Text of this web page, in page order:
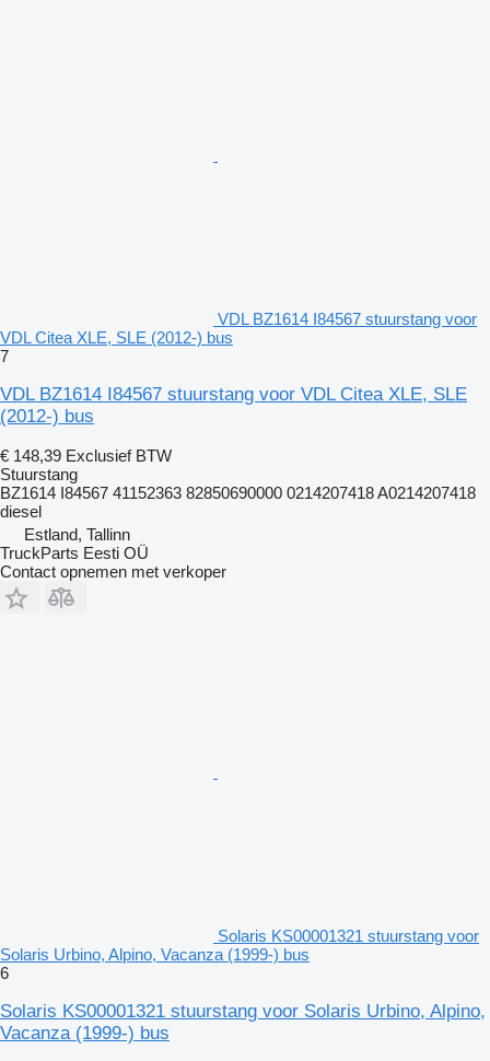
VDL BZ1614 I84567 stuurstang voor
VDL Citea XLE, SLE (2012-) bus
7
VDL BZ1614 I84567 stuurstang voor VDL Citea XLE, SLE
(2012-) bus
€ 148,39 Exclusief BTW
Stuurstang
BZ1614 I84567 41152363 82850690000 0214207418 A0214207418
diesel
Estland, Tallinn
TruckParts Eesti OÜ
Contact opnemen met verkoper
Solaris KS00001321 stuurstang voor
Solaris Urbino, Alpino, Vacanza (1999-) bus
6
Solaris KS00001321 stuurstang voor Solaris Urbino, Alpino,
Vacanza (1999-) bus